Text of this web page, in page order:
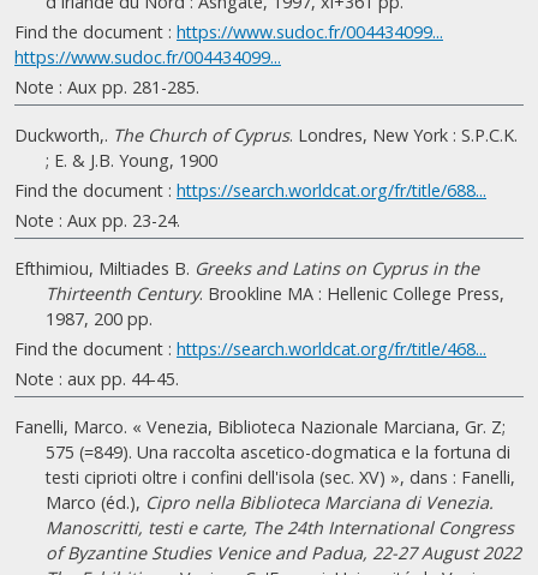
Find the document : https://www.sudoc.fr/004434099...
https://www.sudoc.fr/004434099...
Note : Aux pp. 281-285.
Duckworth,. The Church of Cyprus. Londres, New York : S.P.C.K.
; E. & J.B. Young, 1900
Find the document : https://search.worldcat.org/fr/title/688...
Note : Aux pp. 23-24.
Efthimiou, Miltiades B. Greeks and Latins on Cyprus in the
Thirteenth Century. Brookline MA : Hellenic College Press,
1987, 200 pp.
Find the document : https://search.worldcat.org/fr/title/468...
Note : aux pp. 44-45.
Fanelli, Marco. « Venezia, Biblioteca Nazionale Marciana, Gr. Z;
575 (=849). Una raccolta ascetico-dogmatica e la fortuna di
testi ciprioti oltre i confini dell'isola (sec. XV) », dans : Fanelli,
Marco (éd.), Cipro nella Biblioteca Marciana di Venezia.
Manoscritti, testi e carte, The 24th International Congress
of Byzantine Studies Venice and Padua, 22-27 August 2022